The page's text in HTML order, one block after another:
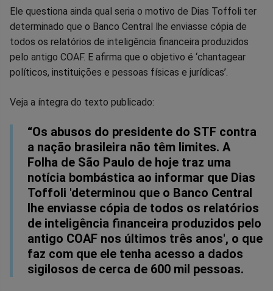
Ele questiona ainda qual seria o motivo de Dias Toffoli ter
determinado que o Banco Central lhe enviasse cópia de
todos os relatórios de inteligência financeira produzidos
pelo antigo COAF. E afirma que o objetivo é ‘chantagear
políticos, instituições e pessoas físicas e jurídicas’.
Veja a íntegra do texto publicado:
“Os abusos do presidente do STF contra
a nação brasileira não têm limites. A
Folha de São Paulo de hoje traz uma
notícia bombástica ao informar que Dias
Toffoli 'determinou que o Banco Central
lhe enviasse cópia de todos os relatórios
de inteligência financeira produzidos pelo
antigo COAF nos últimos três anos', o que
faz com que ele tenha acesso a dados
sigilosos de cerca de 600 mil pessoas.